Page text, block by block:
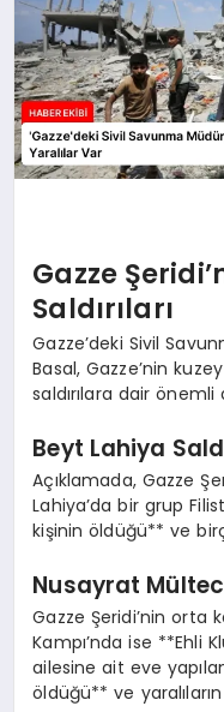
Gazze
Saldırıları
Gazze’deki Sivil
Basal, Gazze’nin
saldırılara dair
Beyt Lahiya
Açıklamada, Gazze
Lahiya’da bir grup
kişinin öldüğü** ve
Nusayrat Mülteci
Gazze Şeridi’nin orta
Kampı’nda ise **Ehli
ailesine ait eve yapılan
öldüğü** ve